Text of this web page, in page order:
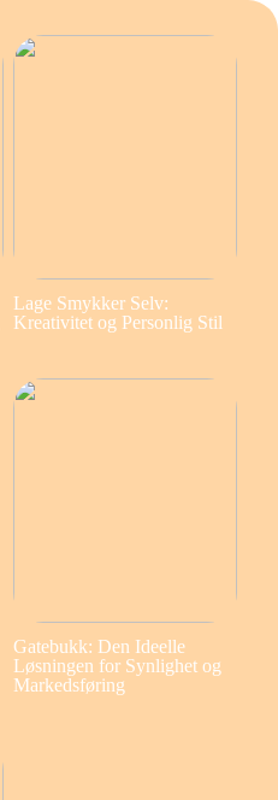
Lage Smykker Selv:
Kreativitet og Personlig Stil
Gatebukk: Den Ideelle
Løsningen for Synlighet og
Markedsføring